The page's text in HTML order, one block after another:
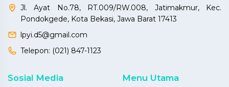
Jl. Ayat No.78, RT.009/RW.008, Jatimakmur, Kec.
Pondokgede, Kota Bekasi, Jawa Barat 17413
lpyi.d5@gmail.com
Telepon: (021) 847-1123
Sosial Media Menu Utama